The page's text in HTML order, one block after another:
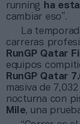
running
ha
cambiar eso”.
La
carreras
RunGP Qatar
equipos
RunGP Qatar
masiva de
nocturna con
Mile, una